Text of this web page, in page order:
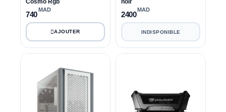
Cosmo Rgb
740
MAD
noir
2400
MAD
INDISPONIBLE